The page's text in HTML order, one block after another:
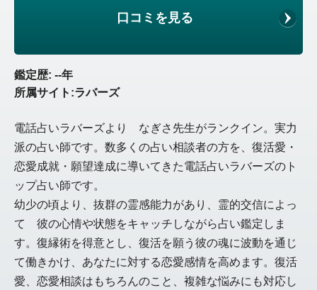
口コミを見る
鑑定歴: --年
所属サイト:ラバーズ
電話占いラバーズより なぎさ先生がランクイン。実力
派の占い師です。数多くの占い相談者の方を、復活愛・
恋愛成就・願望達成に導いてきた電話占いラバーズのト
ップ占い師です。
幼少の頃より、抜群の霊感能力があり、霊的交信によっ
て 彼の心情や状態をキャッチしながら占い鑑定しま
す。復縁術を得意とし、復活を願う彼の魂に波動を通じ
て働きかけ、あなたに対する恋愛感情を高めます。復活
愛、恋愛相談はもちろんのこと、複雑な悩みにも対応し